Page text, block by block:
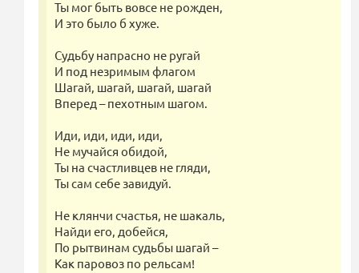
Ты мог быть вовсе не рожден,
И это было б хуже.
Судьбу напрасно не ругай
И под незримым флагом
Шагай, шагай, шагай, шагай
Вперед – пехотным шагом.
Иди, иди, иди, иди,
Не мучайся обидой,
Ты на счастливцев не гляди,
Ты сам себе завидуй.
Не клянчи счастья, не шакаль,
Найди его, добейся,
По рытвинам судьбы шагай –
Как паровоз по рельсам!